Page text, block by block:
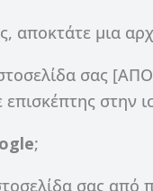
αποκτάτε μια
σας
στην
;
σας από